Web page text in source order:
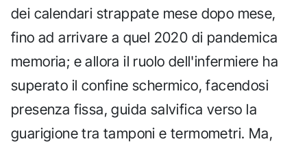
dei calendari strappate mese dopo mese,
fino ad arrivare a quel 2020 di pandemica
memoria; e allora il ruolo dell'infermiere ha
superato il confine schermico, facendosi
presenza fissa, guida salvifica verso la
guarigione tra tamponi e termometri. Ma,